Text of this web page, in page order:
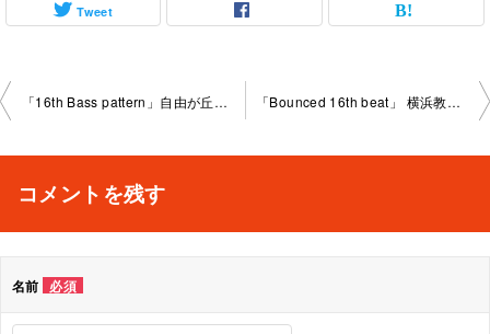
Tweet
投
ビ
「16th Bass pattern」自由が丘教室2024-01-24-no0009- 1036 「Bounced 16th beat」 横浜教室2024-01-27-no0009-1030
コメントを残す
名前 必須